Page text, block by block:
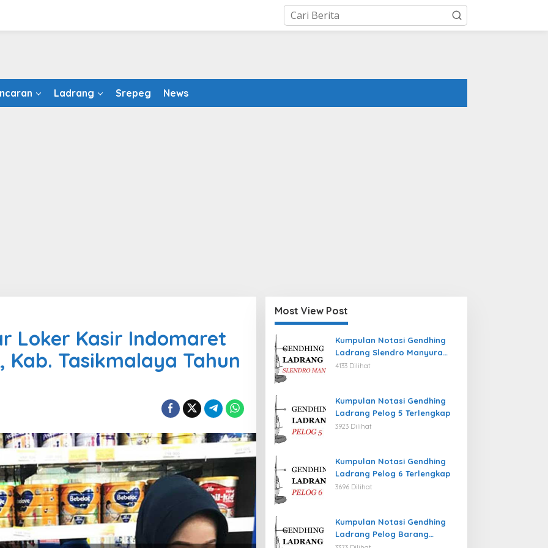
Ladrang Srepeg News
Loker Kasir Indomaret
Kab. Tasikmalaya Tahun
Most View Post
Kumpulan Notasi Gendhing
Ladrang Slendro Manyura
Terlengkap
4133 Dilihat
Kumpulan Notasi Gendhing
Ladrang Pelog 5 Terlengkap
3923 Dilihat
Kumpulan Notasi Gendhing
Ladrang Pelog 6 Terlengkap
3696 Dilihat
Kumpulan Notasi Gendhing
Ladrang Pelog Barang